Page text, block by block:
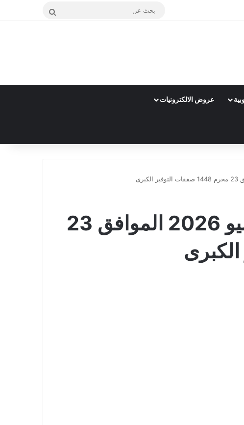
بحث
عروض الالكترونيات
عروض لولو الرياض والخرج الأسبوعية 8 يوليو 2026 الموافق 23